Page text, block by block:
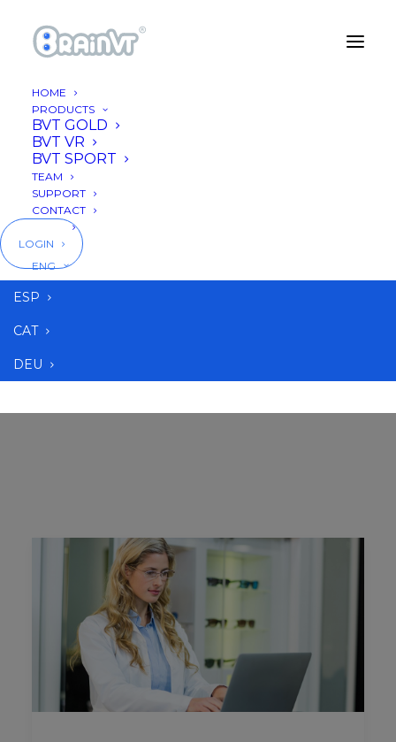
HOME
PRODUCTS
BVT GOLD
BVT VR
BVT SPORT
TEAM
SUPPORT
CONTACT
LOGIN
ENG
ESP
CAT
DEU
seguimiento